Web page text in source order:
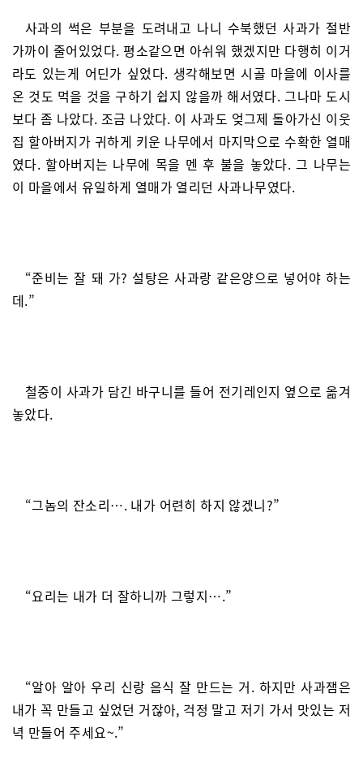
사과의 썩은 부분을 도려내고 나니 수북했던 사과가 절반
가까이 줄어있었다. 평소같으면 아쉬워 했겠지만 다행히 이거
라도 있는게 어딘가 싶었다. 생각해보면 시골 마을에 이사를
온 것도 먹을 것을 구하기 쉽지 않을까 해서였다. 그나마 도시
보다 좀 나았다. 조금 나았다. 이 사과도 엊그제 돌아가신 이웃
집 할아버지가 귀하게 키운 나무에서 마지막으로 수확한 열매
였다. 할아버지는 나무에 목을 멘 후 불을 놓았다. 그 나무는
이 마을에서 유일하게 열매가 열리던 사과나무였다.
“준비는 잘 돼 가? 설탕은 사과랑 같은양으로 넣어야 하는
데.”
철중이 사과가 담긴 바구니를 들어 전기레인지 옆으로 옮겨
놓았다.
“그놈의 잔소리…. 내가 어련히 하지 않겠니?”
“요리는 내가 더 잘하니까 그렇지….”
“알아 알아 우리 신랑 음식 잘 만드는 거. 하지만 사과잼은
내가 꼭 만들고 싶었던 거잖아, 걱정 말고 저기 가서 맛있는 저
녁 만들어 주세요~.”